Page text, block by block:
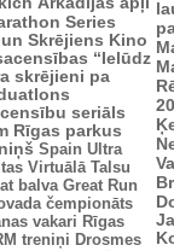
Series
Skrējiens Kino
“Ielūdz
skrējieni pa
seriāls
Rīgas parkus
Spain Ultra
Virtuālā Talsu
balva Great Run
čempionāts
vakari Rīgas
treniņi Drosmes